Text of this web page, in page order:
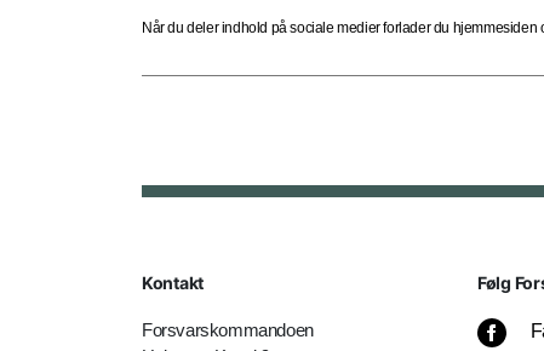
Når du deler indhold på sociale medier forlader du
Kontakt
Forsvarskommandoen
Følg